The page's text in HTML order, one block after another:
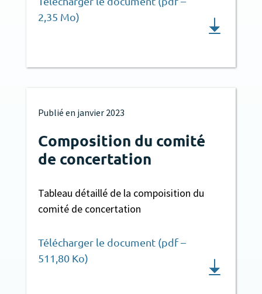
2,35 Mo)
Publié en janvier 2023
Composition du comité
de concertation
Tableau détaillé de la compoisition du
comité de concertation
Télécharger le document (pdf –
511,80 Ko)